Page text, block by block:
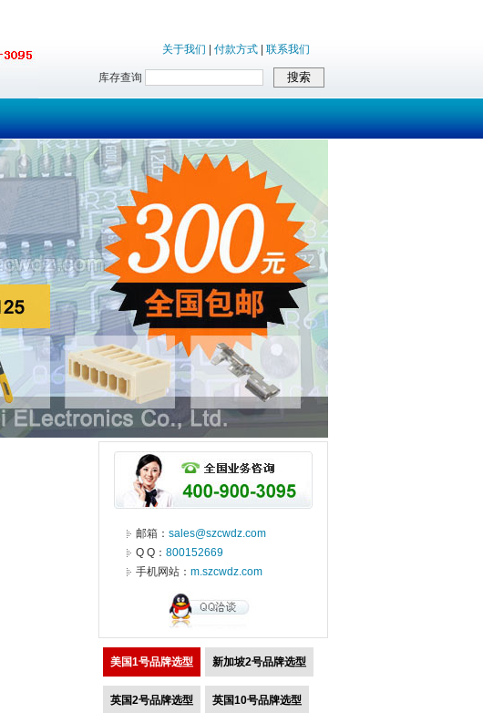
关于我们 付款方式 联系我们
库存查询
邮箱： sales@szcwdz.com
Q Q： 800152669
手机网站： m.szcwdz.com
美国1号品牌选型 新加坡2号品牌选型
英国2号品牌选型 英国10号品牌选型